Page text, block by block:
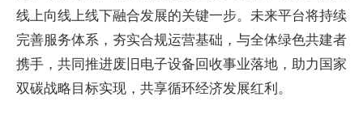
线上向线上线下融合发展的关键一步。未来平台将持续
完善服务体系，夯实合规运营基础，与全体绿色共建者
携手，共同推进废旧电子设备回收事业落地，助力国家
双碳战略目标实现，共享循环经济发展红利。